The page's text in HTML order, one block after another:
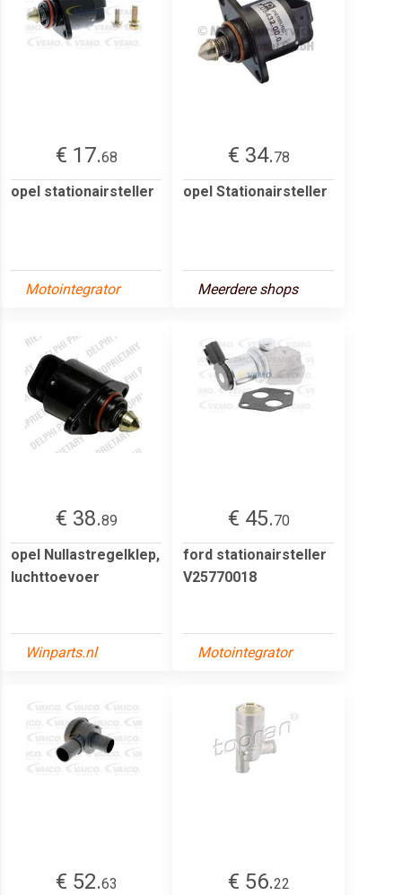
€ 17.68
opel stationairsteller
Motointegrator
€ 34.78
opel Stationairsteller
Meerdere shops
€ 38.89
opel Nullastregelklep,
luchttoevoer
Winparts.nl
€ 45.70
ford stationairsteller
V25770018
Motointegrator
€ 52.63
€ 56.22